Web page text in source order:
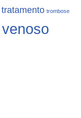
tratamento trombose
venoso